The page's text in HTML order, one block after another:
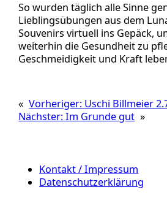
So wurden täglich alle Sinne
Lieblingsübungen aus dem
Souvenirs virtuell ins Gepäck,
weiterhin die Gesundheit zu
Geschmeidigkeit und Kraft
« Vorheriger: Uschi Billmeier
Nächster:Im Grunde gut »
Kontakt / Impressum
Datenschutzerklärung